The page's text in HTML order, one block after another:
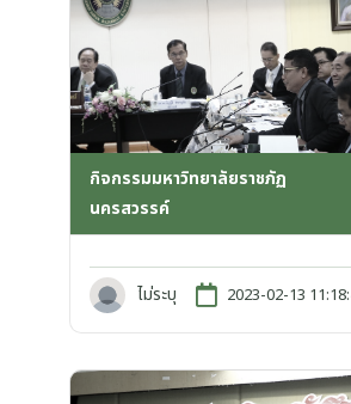
กิจกรรมมหาวิทยาลัยราชภัฏ
นครสวรรค์
ไม่ระบุ 2023-02-13